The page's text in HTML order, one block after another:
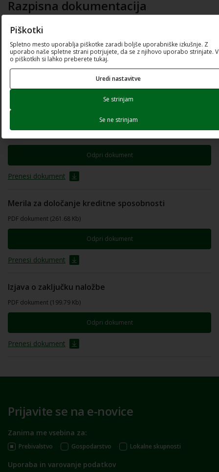
Razpisna dokumentacija
Besedilo javnega poziva
PDF dokument (560.41 Kb)
Odpri dokument
Prenesi dokument
Navodila za ugotavljanje kreditne sposobnosti
Odpri dokument
Prenesi dokument
Merila za določanje kreditne sposobnosti
PDF dokument (261.68 Kb)
Odpri dokument
Prenesi dokument
Izjava o zaključku naložbe
PDF dokument (199.79 Kb)
Odpri dokument
Prenesi dokument
Prijavite se na e-novice
Zanima me vsebina za:
Prebivalstvo Gospodarstvo Lokalne skupnosti
Uporaba in varovanje podatkov
Piškotki
Spletno mesto uporablja piškotke zaradi boljše uporabniške izkušnje. Z
uporabo naše spletne strani potrjujete, da se z njihovo uporabo strinjate.
o piškotkih si lahko preberete tukaj.
Uredi nastavitve
Se strinjam
Se ne strinjam